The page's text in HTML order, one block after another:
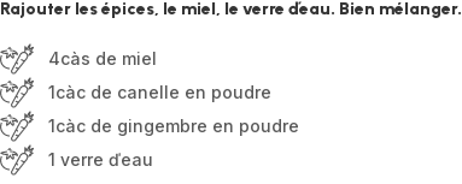
Rajouter les épices, le miel, le verre ďeau. Bien mélanger.
4càs de miel
1càc de canelle en poudre
1càc de gingembre en poudre
1 verre ďeau